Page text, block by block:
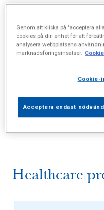
Alla (2)
Sidor (0)
Healthcare
Genom att klicka på "acceptera
cookies på din enhet för att
analysera webbplatsens
marknadsföringsinsatser.
Cookie-
Acceptera endast